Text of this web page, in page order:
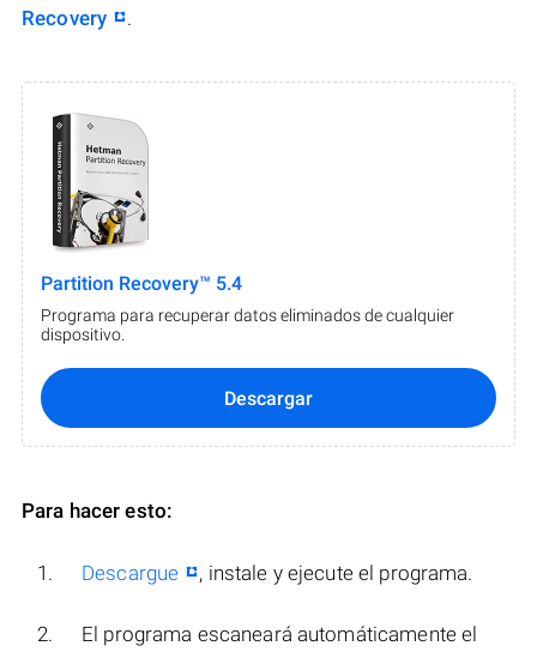
Recovery
.
Partition Recovery™ 5.4
Programa para recuperar datos eliminados de cualquier
dispositivo.
Descargar
Para hacer esto:
Descargue , instale y ejecute el programa.
El programa escaneará automáticamente el